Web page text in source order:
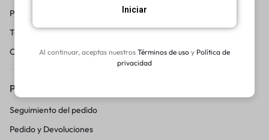
Preguntas frecuentes
Terminos y condicciones
Centro de Ayuda
Pedidos y Devoluciones
Seguimiento del pedido
Pedido y Devoluciones
Iniciar
Al continuar, aceptas nuestros Términos de uso y Política de
privacidad